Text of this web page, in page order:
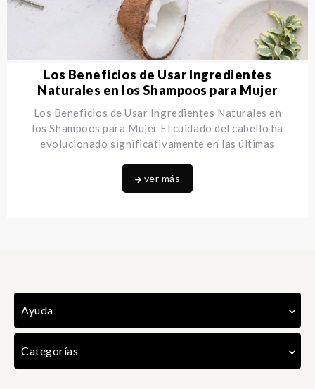
Los Beneficios de Usar Ingredientes
Naturales en los Shampoos para Mujer
Los Beneficios de Usar Ingredientes Naturales en
los Shampoos para Mujer El cuidado del cabello ha
evolucionado significativamente en las últimas
ver más
Ayuda
Categorías